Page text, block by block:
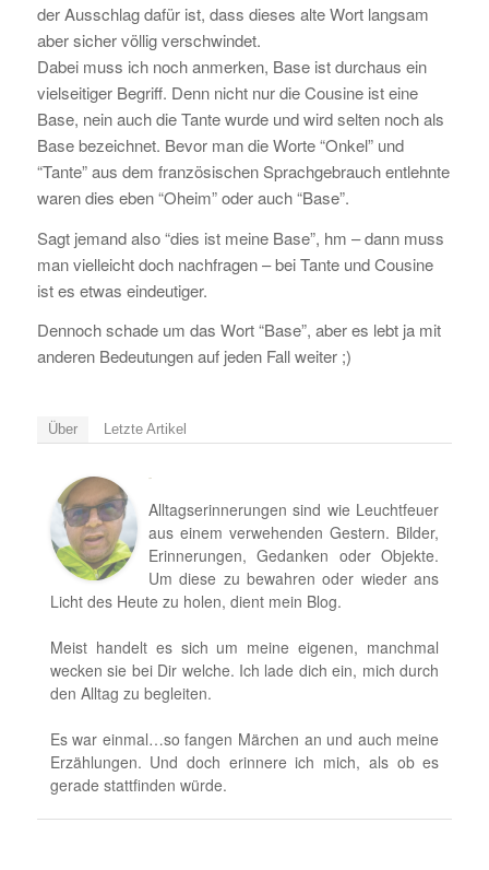
der Ausschlag dafür ist, dass dieses alte Wort langsam
aber sicher völlig verschwindet.
Dabei muss ich noch anmerken, Base ist durchaus ein
vielseitiger Begriff. Denn nicht nur die Cousine ist eine
Base, nein auch die Tante wurde und wird selten noch als
Base bezeichnet. Bevor man die Worte “Onkel” und
“Tante” aus dem französischen Sprachgebrauch entlehnte
waren dies eben “Oheim” oder auch “Base”.
Sagt jemand also “dies ist meine Base”, hm – dann muss
man vielleicht doch nachfragen – bei Tante und Cousine
ist es etwas eindeutiger.
Dennoch schade um das Wort “Base”, aber es lebt ja mit
anderen Bedeutungen auf jeden Fall weiter ;)
Über Letzte Artikel
Alltagserinnerungen sind wie Leuchtfeuer
aus einem verwehenden Gestern. Bilder,
Erinnerungen, Gedanken oder Objekte.
Um diese zu bewahren oder wieder ans
Licht des Heute zu holen, dient mein Blog.
Meist handelt es sich um meine eigenen, manchmal
wecken sie bei Dir welche. Ich lade dich ein, mich durch
den Alltag zu begleiten.
Es war einmal…so fangen Märchen an und auch meine
Erzählungen. Und doch erinnere ich mich, als ob es
gerade stattfinden würde.